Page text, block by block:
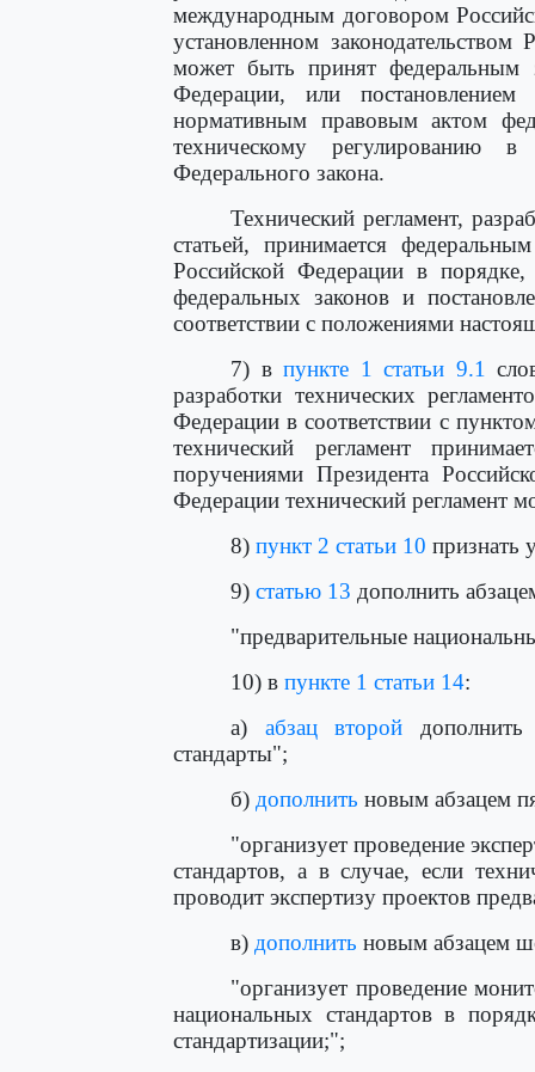
международным договором
установленном законодательством
может быть принят федеральным
Федерации, или постановлением
нормативным правовым актом
техническому регулированию
Федерального закона.
Технический регламент,
статьей, принимается
Российской Федерации в порядке,
федеральных законов и
соответствии с положениями
7) в пункте 1 статьи 9.1
разработки технических
Федерации в соответствии с
технический регламент
поручениями Президента
Федерации технический регламент
8) пункт 2 статьи 10 признать
9) статью 13 дополнить
"предварительные
10) в пункте 1 статьи 14:
а) абзац второй дополнить
стандарты";
б) дополнить новым абзацем
"организует проведение
стандартов, а в случае, если
проводит экспертизу проектов
в) дополнить новым абзацем
"организует проведение
национальных стандартов в
стандартизации;";